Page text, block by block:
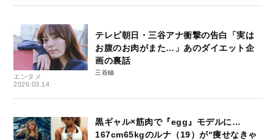
エンタメ
2026.03.14
テレビ朝日・三谷アナ衝撃の告白「実は
お腹のお肉がまた…」あのダイエット企
画の裏話
三谷紬
黒ギャル×筋肉で『egg』モデルに…
167cm65kgのルナ（19）が“痩せなきゃ